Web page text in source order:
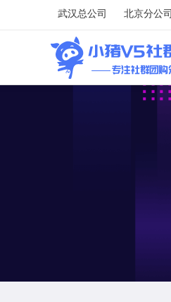
武汉总公司 北京分公司